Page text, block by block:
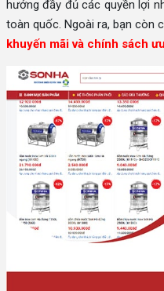
hưởng đầy đủ các quyền lợi
toàn quốc. Ngoài ra, bạn còn
khuyến mãi và chính sách